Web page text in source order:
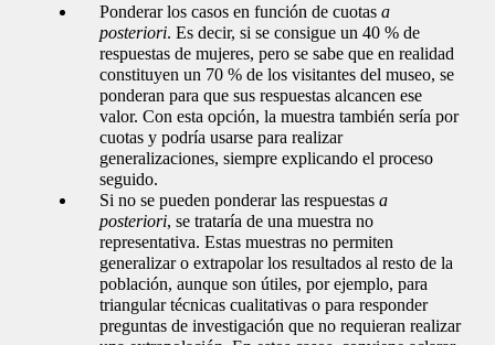
Ponderar los casos en función de cuotas a
posteriori. Es decir, si se consigue un 40 % de
respuestas de mujeres, pero se sabe que en realidad
constituyen un 70 % de los visitantes del museo, se
ponderan para que sus respuestas alcancen ese
valor. Con esta opción, la muestra también sería por
cuotas y podría usarse para realizar
generalizaciones, siempre explicando el proceso
seguido.
Si no se pueden ponderar las respuestas a
posteriori, se trataría de una muestra no
representativa. Estas muestras no permiten
generalizar o extrapolar los resultados al resto de la
población, aunque son útiles, por ejemplo, para
triangular técnicas cualitativas o para responder
preguntas de investigación que no requieran realizar